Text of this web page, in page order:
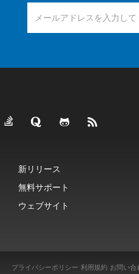
新リリース
無料サポート
ウェブサイト
プライバシーポリシー 利用規約 お問い合